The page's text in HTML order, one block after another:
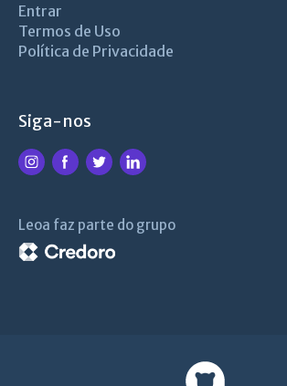
Entrar
Termos de Uso
Política de Privacidade
Siga-nos
Leoa faz parte do grupo